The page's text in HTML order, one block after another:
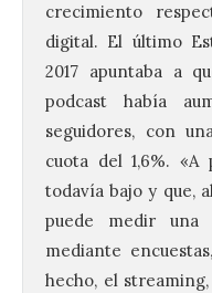
crecimiento
digital. El último
2017 apuntaba a
podcast había
seguidores, con
cuota del 1,6%.
todavía bajo y que,
puede medir
mediante
hecho, el